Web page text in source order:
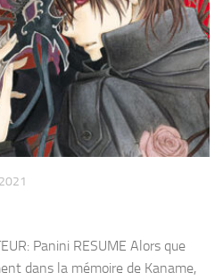
Panini RESUME Alors que
dans la mémoire de Kaname,